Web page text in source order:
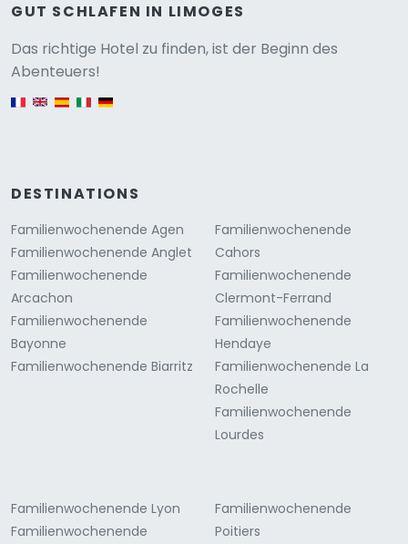
GUT SCHLAFEN IN LIMOGES
Das richtige Hotel zu finden, ist der Beginn des
Abenteuers!
DESTINATIONS
Familienwochenende Agen
Familienwochenende Anglet
Familienwochenende
Arcachon
Familienwochenende
Bayonne
Familienwochenende Biarritz
Familienwochenende
Cahors
Familienwochenende
Clermont-Ferrand
Familienwochenende
Hendaye
Familienwochenende La
Rochelle
Familienwochenende
Lourdes
Familienwochenende Lyon
Familienwochenende
Familienwochenende
Poitiers